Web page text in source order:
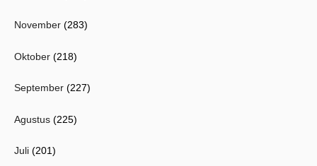
November (283)
Oktober (218)
September (227)
Agustus (225)
Juli (201)